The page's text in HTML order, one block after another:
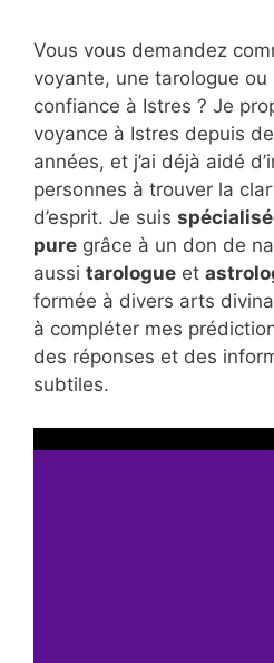
Vous vous demandez
voyante, une tarologue
confiance à Istres ? Je
voyance à Istres depuis
années, et j’ai déjà aidé
personnes à trouver la
d’esprit. Je suis
pure grâce à un don de
aussi tarologue et
formée à divers arts
à compléter mes
des réponses et des
subtiles.